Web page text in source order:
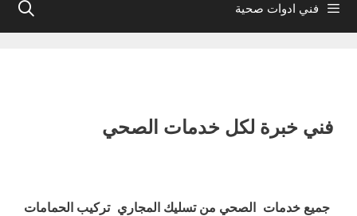
فني ادوات صحية
فني خبرة لكل خدمات الصحي
جميع خدمات الصحي من تسليك المجاري تركيب الحمامات